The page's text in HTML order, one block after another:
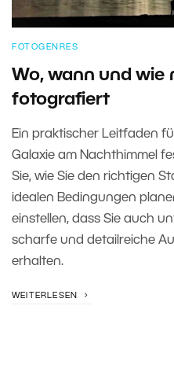
FOTOGENRES
Wo, wann und wie
fotografiert
Ein praktischer Leitfaden
Galaxie am Nachthimmel
Sie, wie Sie den richtigen
idealen Bedingungen
einstellen, dass Sie auch
scharfe und detailreiche
erhalten.
WEITERLESEN